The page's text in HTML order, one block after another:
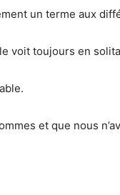
un terme aux
voit toujours en
et que nous